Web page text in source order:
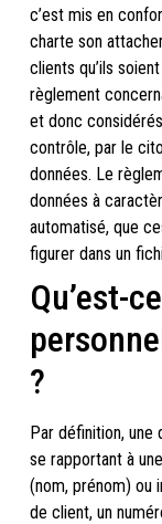
c’est mis en
charte son
clients qu’ils
règlement
et donc
contrôle, par le
données. Le
données à
automatisé, que
figurer dans un
Qu’est-
?
Par définition, une
se rapportant à
(nom, prénom) ou
de client, un